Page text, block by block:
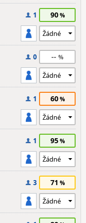
1 90
0 --
1 60
1 95
3 71